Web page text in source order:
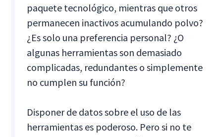
paquete tecnológico, mientras que otros
permanecen inactivos acumulando polvo?
¿Es solo una preferencia personal? ¿O
algunas herramientas son demasiado
complicadas, redundantes o simplemente
no cumplen su función?
Disponer de datos sobre el uso de las
herramientas es poderoso. Pero si no te